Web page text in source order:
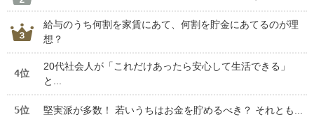
給与のうち何割を家賃にあて、何割を貯金にあてるのが理
想？
4位
20代社会人が「これだけあったら安心して生活できる」
と...
5位 堅実派が多数！ 若いうちはお金を貯めるべき？ それとも...